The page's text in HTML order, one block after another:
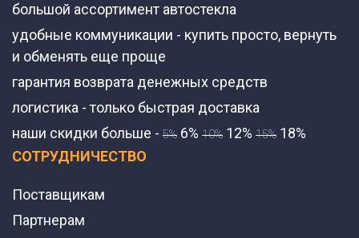
большой ассортимент автостекла
удобные коммуникации - купить просто, вернуть
и обменять еще проще
гарантия возврата денежных средств
логистика - только быстрая доставка
наши скидки больше - 5% 6% 10% 12% 15% 18%
СОТРУДНИЧЕСТВО
Поставщикам
Партнерам